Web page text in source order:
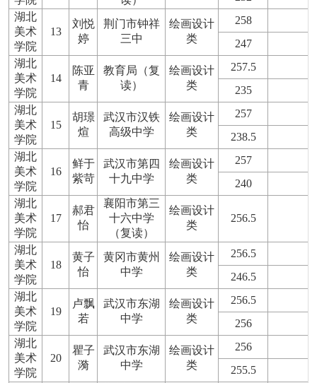
湖北
美术
学院
13
刘悦
婷
荆门市钟祥
三中
绘画设计
类
258
247
湖北
美术
学院
14
陈亚
青
教育局（复
读）
绘画设计
类
257.5
235
湖北
美术
学院
15
胡璟
煊
武汉市汉铁
高级中学
绘画设计
类
257
238.5
湖北
美术
学院
16
鲜于
紫苛
武汉市第四
十九中学
绘画设计
类
257
240
湖北
美术
学院
17
郝君
怡
襄阳市第三
十六中学
（复读）
绘画设计
类
256.5
湖北
美术
学院
18
黄子
怡
黄冈市黄州
中学
绘画设计
类
256.5
246.5
湖北
美术
学院
19
卢飘
若
武汉市东湖
中学
绘画设计
类
256.5
256
湖北
美术
学院
20
瞿子
漪
武汉市东湖
中学
绘画设计
类
256
255.5